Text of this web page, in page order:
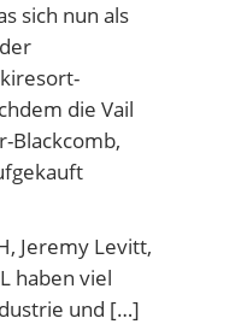
sich nun als
die Vail
Blackcomb,
Jeremy Levitt,
haben viel
und […]